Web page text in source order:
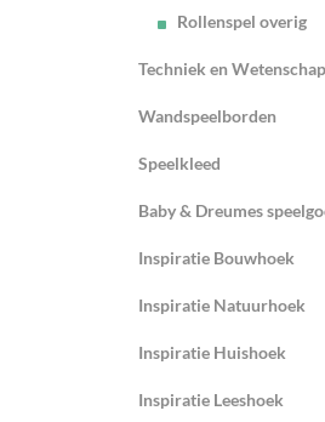
Rollenspel overig
Techniek en Wetenschap
Wandspeelborden
Speelkleed
Baby & Dreumes
Inspiratie Bouwhoek
Inspiratie Natuurhoek
Inspiratie Huishoek
Inspiratie Leeshoek